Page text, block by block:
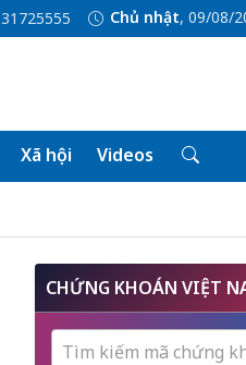
Chủ nhật, 09/08/
Xã hội Videos
CHỨNG KHOÁN VIỆT
Tìm kiếm mã chứng